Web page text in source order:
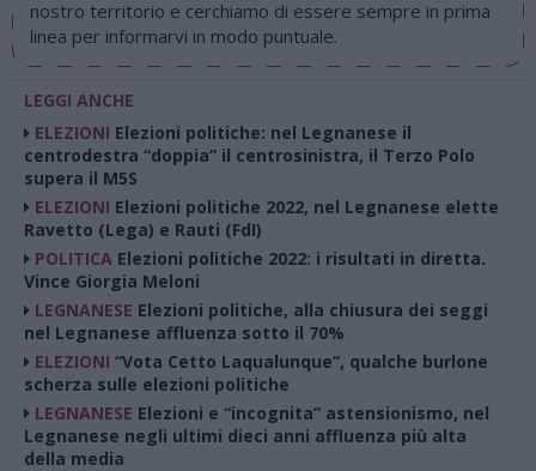
nostro territorio e cerchiamo di essere sempre in prima
linea per informarvi in modo puntuale.
LEGGI ANCHE
ELEZIONI Elezioni politiche: nel Legnanese il
centrodestra “doppia” il centrosinistra, il Terzo Polo
supera il M5S
ELEZIONI Elezioni politiche 2022, nel Legnanese elette
Ravetto (Lega) e Rauti (FdI)
POLITICA Elezioni politiche 2022: i risultati in diretta.
Vince Giorgia Meloni
LEGNANESE Elezioni politiche, alla chiusura dei seggi
nel Legnanese affluenza sotto il 70%
ELEZIONI “Vota Cetto Laqualunque”, qualche burlone
scherza sulle elezioni politiche
LEGNANESE Elezioni e “incognita” astensionismo, nel
Legnanese negli ultimi dieci anni affluenza più alta
della media